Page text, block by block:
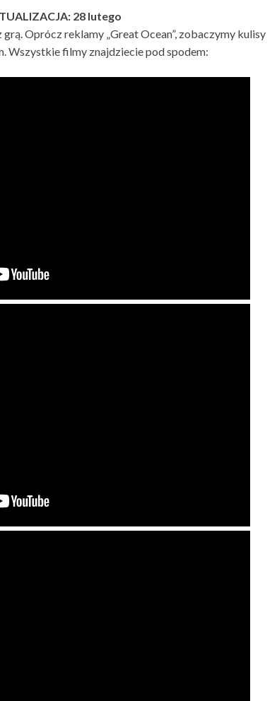
28 lutego
Oprócz reklamy „Great Ocean”, zobaczymy kulisy
Wszystkie filmy znajdziecie pod spodem: